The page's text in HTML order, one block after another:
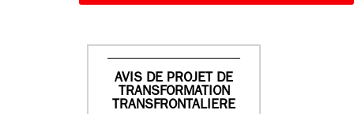
AVIS DE PROJET DE
TRANSFORMATION
TRANSFRONTALIERE